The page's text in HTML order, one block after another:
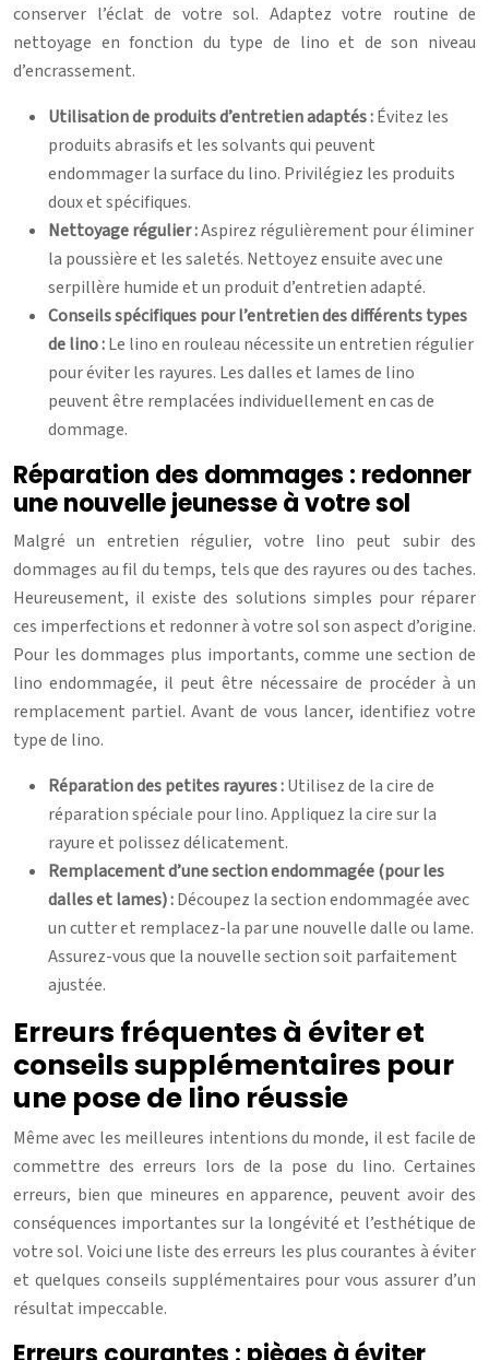
conserver l’éclat de votre sol. Adaptez votre routine de
nettoyage en fonction du type de lino et de son niveau
d’encrassement.
Utilisation de produits d’entretien adaptés :Évitez les
produits abrasifs et les solvants qui peuvent
endommager la surface du lino. Privilégiez les produits
doux et spécifiques.
Nettoyage régulier :Aspirez régulièrement pour éliminer
la poussière et les saletés. Nettoyez ensuite avec une
serpillère humide et un produit d’entretien adapté.
Conseils spécifiques pour l’entretien des différents types
de lino :Le lino en rouleau nécessite un entretien régulier
pour éviter les rayures. Les dalles et lames de lino
peuvent être remplacées individuellement en cas de
dommage.
Réparation des dommages : redonner
une nouvelle jeunesse à votre sol
Malgré un entretien régulier, votre lino peut subir des
dommages au fil du temps, tels que des rayures ou des taches.
Heureusement, il existe des solutions simples pour réparer
ces imperfections et redonner à votre sol son aspect d’origine.
Pour les dommages plus importants, comme une section de
lino endommagée, il peut être nécessaire de procéder à un
remplacement partiel. Avant de vous lancer, identifiez votre
type de lino.
Réparation des petites rayures :Utilisez de la cire de
réparation spéciale pour lino. Appliquez la cire sur la
rayure et polissez délicatement.
Remplacement d’une section endommagée (pour les
dalles et lames) :Découpez la section endommagée avec
un cutter et remplacez-la par une nouvelle dalle ou lame.
Assurez-vous que la nouvelle section soit parfaitement
ajustée.
Erreurs fréquentes à éviter et
conseils supplémentaires pour
une pose de lino réussie
Même avec les meilleures intentions du monde, il est facile de
commettre des erreurs lors de la pose du lino. Certaines
erreurs, bien que mineures en apparence, peuvent avoir des
conséquences importantes sur la longévité et l’esthétique de
votre sol. Voici une liste des erreurs les plus courantes à éviter
et quelques conseils supplémentaires pour vous assurer d’un
résultat impeccable.